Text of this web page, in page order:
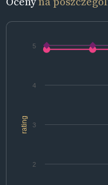
rating
2
3
4
5